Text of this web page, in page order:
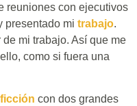
reuniones con ejecutivos
presentado mi trabajo.
mi trabajo. Así que me
como si fuera una
con dos grandes